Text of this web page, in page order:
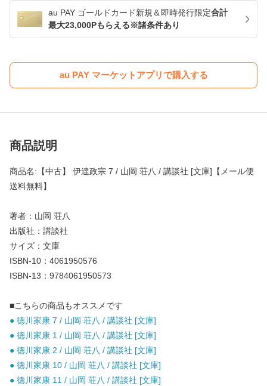
au PAY ゴールドカード新規＆即時発行限定合計
最大23,000Pもらえる※諸条件あり
au PAY マーケットアプリで購入する
商品説明
商品名:【中古】 伊達政宗 7 / 山岡 荘八 / 講談社 [文庫]【メール便
送料無料】
著者：山岡 荘八
出版社：講談社
サイズ：文庫
ISBN-10：4061950576
ISBN-13：9784061950573
■こちらの商品もオススメです
● 徳川家康 7 / 山岡 荘八 / 講談社 [文庫]
● 徳川家康 1 / 山岡 荘八 / 講談社 [文庫]
● 徳川家康 2 / 山岡 荘八 / 講談社 [文庫]
● 徳川家康 10 / 山岡 荘八 / 講談社 [文庫]
● 徳川家康 11 / 山岡 荘八 / 講談社 [文庫]